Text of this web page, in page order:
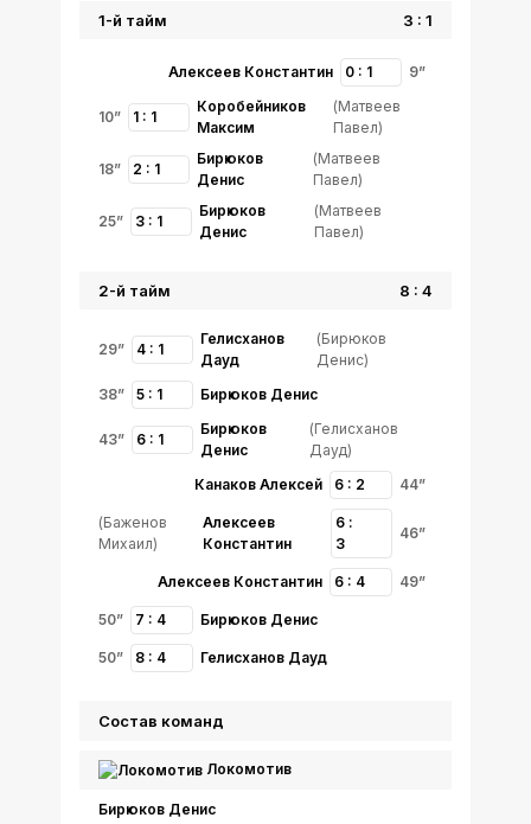
9”
0 : 1
Алексеев Константин
10” 1 : 1
Коробейников
Максим
(Матвеев
Павел)
18” 2 : 1
Бирюков
Денис
(Матвеев
Павел)
25” 3 : 1
Бирюков
Денис
(Матвеев
Павел)
1-й тайм 3 : 1
29” 4 : 1
Гелисханов
Дауд
(Бирюков
Денис)
38”
5 : 1 Бирюков Денис
43” 6 : 1
Бирюков
Денис
(Гелисханов
Дауд)
44”
6 : 2
Канаков Алексей
46”
6 :
3
Алексеев
Константин
(Баженов
Михаил)
49”
6 : 4
Алексеев Константин
50” 7 : 4 Бирюков Денис
50” 8 : 4 Гелисханов Дауд
2-й тайм 8 : 4
Состав команд
Локомотив
Бирюков Денис